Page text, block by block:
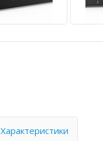
Характеристики